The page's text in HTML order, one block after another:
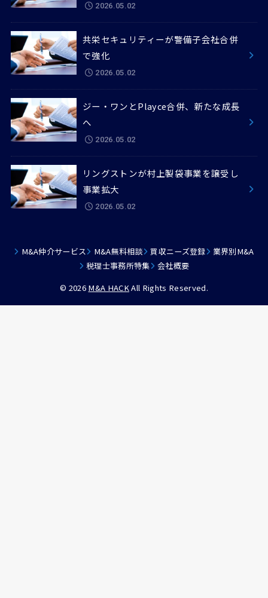
2026.05.02
共栄セキュリティーが警備子会社合併
で強化
2026.05.02
ジー・ワンとPlayce合併、新たな成長
へ
2026.05.02
リングストンが村上製袋事業を譲受し
事業拡大
2026.05.02
M&A仲介サービス M&A無料相談 買収ニーズ登録
業界別M&A
税理士事務所特集
会社概要
© 2026 M&A HACKAll Rights Reserved.